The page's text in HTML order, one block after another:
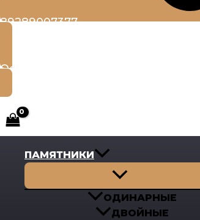
89289007377
Оставить заявку
ПАМЯТНИКИ
Переключатель
меню
ОДИНАРНЫЕ
ДВОЙНЫЕ